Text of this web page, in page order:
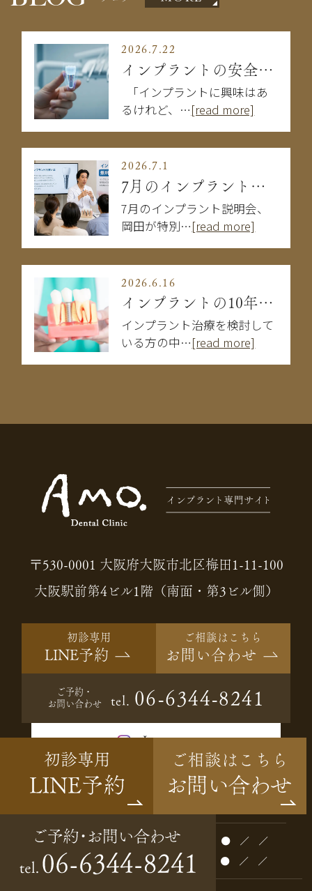
2026.7.22
インプラントの安全性は大丈夫？失敗を防ぐために知るべきこと
「インプラントに興味はあ
るけれど、…[read more]
2026.7.1
7月のインプラント説明会
7月のインプラント説明会、
岡田が特別…[read more]
2026.6.16
インプラントの10年後はどうなる？長持ちする人・しない人の違い
インプラント治療を検討して
いる方の中…[read more]
〒530-0001 大阪府大阪市北区梅田1-11-100
大阪駅前第4ビル1階（南面・第3ビル側）
初診専用
LINE予約
ご相談はこちら
お問い合わせ
ご予約・
お問い合わせ
tel. 06-6344-8241
Instagram
月
10:00～13:00 ● ● ● ● ／ ／
14:30～19:00 ● ● ● ● ● ／ ／